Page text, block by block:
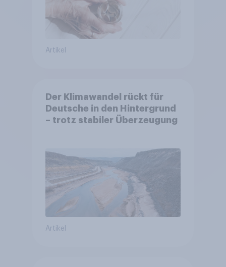
Artikel
Der Klimawandel rückt für
Deutsche in den Hintergrund
– trotz stabiler Überzeugung
Artikel